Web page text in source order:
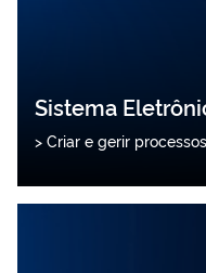
Sistema
> Criar e gerir